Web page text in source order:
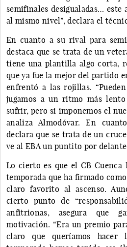
semifinales desigualadas… este
al mismo nivel”, declara el
En cuanto a su rival para
destaca que se trata de un
tiene una plantilla algo corta,
que ya fue la mejor del partido
enfrentó a las rojillas.
jugamos a un ritmo más
sufrir, pero si imponemos el
analiza Almodóvar. En
declara que se trata de un
ve al EBA un puntito por
Lo cierto es que el CB
temporada que ha firmado
claro favorito al ascenso.
cierto punto de
anfitrionas, asegura que
motivación. “Era un premio
claro que queríamos